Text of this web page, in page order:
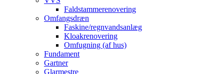
Faldstammerenovering
Omfangsdræn
Faskine/regnvandsanlæg
Kloakrenovering
Omfugning (af hus)
Fundament
Gartner
Glarmestre